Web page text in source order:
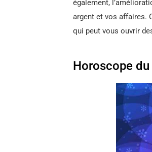
également,
argent et vos affaires.
qui peut vous ouvrir
Horoscope